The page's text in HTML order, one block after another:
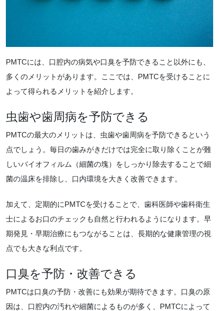
PMTCには、口腔内の病気や口臭を予防できること以外にも、
多くのメリットがあります。ここでは、PMTCを受けることに
よって得られるメリットを紹介します。
虫歯や歯周病を予防できる
PMTCの最大のメリットは、虫歯や歯周病を予防できるという
点でしょう。毎日の歯みがきだけでは完全に取り除くことが難
しいバイオフィルム（細菌の塊）をしっかり除去することで細
菌の温床を排除し、口内環境を大きく改善できます。
加えて、定期的にPMTCを受けることで、歯科医師や歯科衛生
士によるお口のチェックも自然と行われるようになります。早
期発見・早期治療にもつながることは、長期的な健康管理の視
点でも大きな利点です。
口臭を予防・改善できる
PMTCは口臭の予防・改善にも効果が期待できます。口臭の原
因は、口腔内の汚れや細菌によるものが多く、PMTCによって